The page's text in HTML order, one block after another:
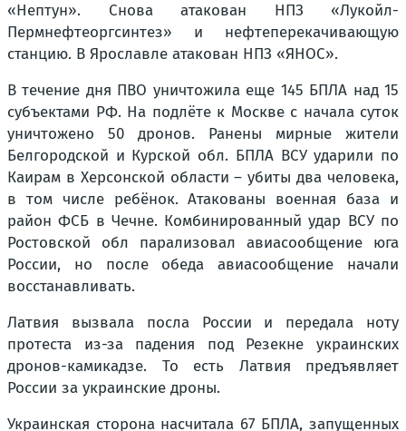
«Нептун». Снова атакован НПЗ «Лукойл-
Пермнефтеоргсинтез» и нефтеперекачивающую
станцию. В Ярославле атакован НПЗ «ЯНОС».
В течение дня ПВО уничтожила еще 145 БПЛА над 15
субъектами РФ. На подлёте к Москве с начала суток
уничтожено 50 дронов. Ранены мирные жители
Белгородской и Курской обл. БПЛА ВСУ ударили по
Каирам в Херсонской области – убиты два человека,
в том числе ребёнок. Атакованы военная база и
район ФСБ в Чечне. Комбинированный удар ВСУ по
Ростовской обл парализовал авиасообщение юга
России, но после обеда авиасообщение начали
восстанавливать.
Латвия вызвала посла России и передала ноту
протеста из-за падения под Резекне украинских
дронов-камикадзе. То есть Латвия предъявляет
России за украинские дроны.
Украинская сторона насчитала 67 БПЛА, запущенных